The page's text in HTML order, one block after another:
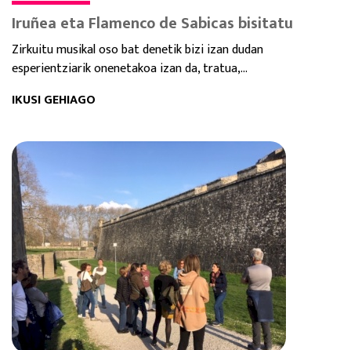
Iruñea eta Flamenco de Sabicas bisitatu
Zirkuitu musikal oso bat denetik bizi izan dudan
esperientziarik onenetakoa izan da, tratua,...
IKUSI GEHIAGO